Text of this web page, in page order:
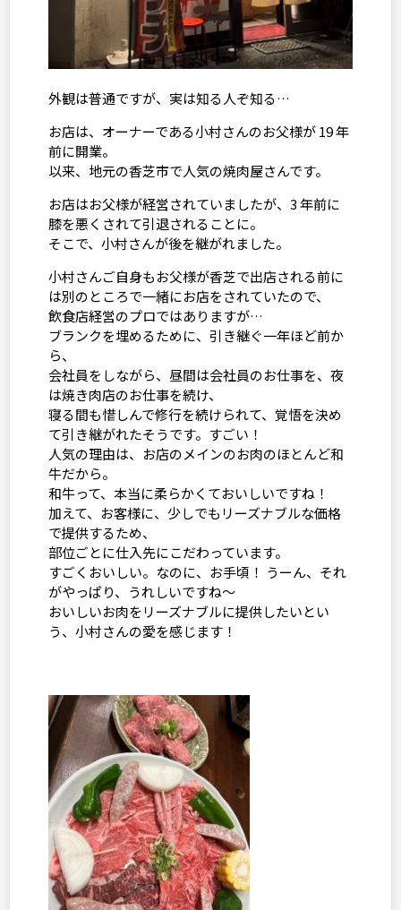
外観は普通ですが、実は知る人ぞ知る…
お店は、オーナーである小村さんのお父様が 19 年
前に開業。
以来、地元の香芝市で人気の焼肉屋さんです。
お店はお父様が経営されていましたが、3 年前に
膝を悪くされて引退されることに。
そこで、小村さんが後を継がれました。
小村さんご自身もお父様が香芝で出店される前に
は別のところで一緒にお店をされていたので、
飲食店経営のプロではありますが…
ブランクを埋めるために、引き継ぐ一年ほど前か
ら、
会社員をしながら、昼間は会社員のお仕事を、夜
は焼き肉店のお仕事を続け、
寝る間も惜しんで修行を続けられて、覚悟を決め
て引き継がれたそうです。すごい！
人気の理由は、お店のメインのお肉のほとんど和
牛だから。
和牛って、本当に柔らかくておいしいですね！
加えて、お客様に、少しでもリーズナブルな価格
で提供するため、
部位ごとに仕入先にこだわっています。
すごくおいしい。なのに、お手頃！ うーん、それ
がやっぱり、うれしいですね～
おいしいお肉をリーズナブルに提供したいとい
う、小村さんの愛を感じます！